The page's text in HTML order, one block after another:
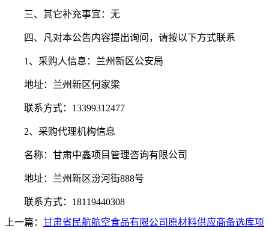
三、其它补充事宜：无
四、凡对本公告内容提出询问，请按以下方式联系
1、采购人信息：兰州新区公安局
地址：兰州新区何家梁
联系方式： 13399312477
2、 采购代理机构信息
名称：甘肃中鑫项目管理咨询有限公司
地址： 兰州新区汾河街888号
联系方式： 18119440308
上一篇： 甘肃省民航航空食品有限公司原材料供应商备选库项